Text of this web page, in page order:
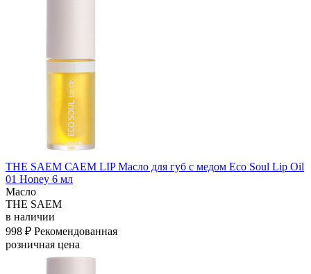
THE SAEM САЕМ LIP Масло для губ с медом Eco Soul Lip Oil
01 Honey 6 мл
Масло
THE SAEM
в наличии
998 ₽ Рекомендованная
розничная цена